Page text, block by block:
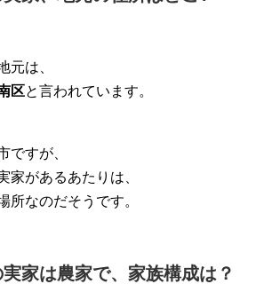
元は、
区と言われています。
ですが、
家があるあたりは、
所なのだそうです。
家は農家で、家族構成は？